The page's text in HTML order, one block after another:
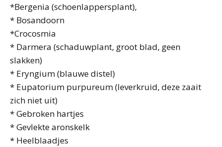
*Bergenia (schoenlappersplant),
* Bosandoorn
*Crocosmia
* Darmera (schaduwplant, groot blad, geen
slakken)
* Eryngium (blauwe distel)
* Eupatorium purpureum (leverkruid, deze zaait
zich niet uit)
* Gebroken hartjes
* Gevlekte aronskelk
* Heelblaadjes